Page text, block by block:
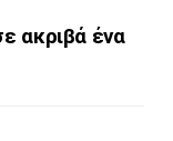
ακριβά ένα